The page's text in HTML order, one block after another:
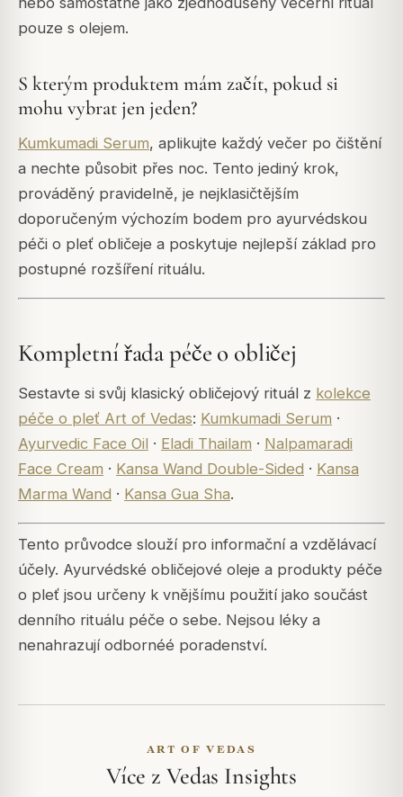
pouze s olejem.
S kterým produktem mám začít, pokud si
mohu vybrat jen jeden?
Kumkumadi Serum, aplikujte každý večer po čištění
a nechte působit přes noc. Tento jediný krok,
prováděný pravidelně, je nejklasičtějším
doporučeným výchozím bodem pro ayurvédskou
péči o pleť obličeje a poskytuje nejlepší základ pro
postupné rozšíření rituálu.
Kompletní řada péče o obličej
Sestavte si svůj klasický obličejový rituál z kolekce
péče o pleť Art of Vedas: Kumkumadi Serum ·
Ayurvedic Face Oil · Eladi Thailam · Nalpamaradi
Face Cream · Kansa Wand Double-Sided · Kansa
Marma Wand · Kansa Gua Sha.
Tento průvodce slouží pro informační a vzdělávací
účely. Ayurvédské obličejové oleje a produkty péče
o pleť jsou určeny k vnějšímu použití jako součást
denního rituálu péče o sebe. Nejsou léky a
nenahrazují odbornéé poradenství.
ART OF VEDAS
Více z Vedas Insights